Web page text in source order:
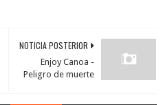
NOTICIA POSTERIOR
Enjoy Canoa -
Peligro de muerte